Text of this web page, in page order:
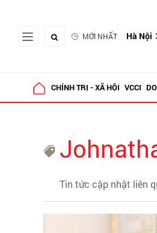
MỚI NHẤT Hà Nội
CHÍNH TRỊ - XÃ HỘI VCCI
Tin tức cập nhật liên